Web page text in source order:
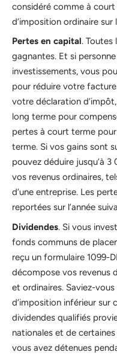
considéré comme à
d’imposition ordinaire sur
Pertes en capital. Toutes
gagnantes. Et si
investissements, vous
pour réduire votre
votre déclaration
long terme pour
pertes à court terme
terme. Si vos gains sont
pouvez déduire jusqu’à
vos revenus ordinaires,
d’une entreprise. Les
reportées sur l’année
Dividendes. Si vous
fonds communs de
reçu un formulaire 1099-
décompose vos revenus
et ordinaires. Saviez-
d’imposition inférieur sur
dividendes qualifiés
nationales et de
vous avez détenues